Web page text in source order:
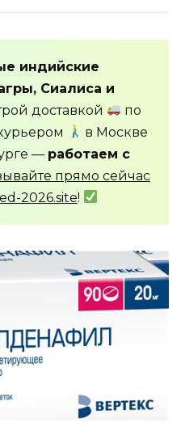
индийские
Сиалиса и
доставкой
по
в Москве
— работаем с
прямо сейчас
2026.site!